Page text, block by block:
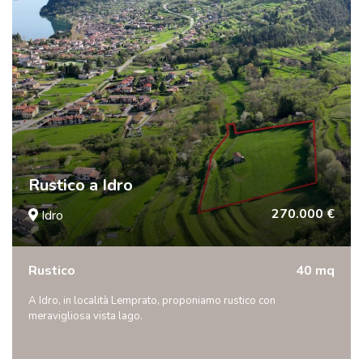
Rustico a Idro
Idro 270.000 €
Rustico 40 mq
A Idro, in località Lemprato, proponiamo rustico con
meravigliosa vista lago.